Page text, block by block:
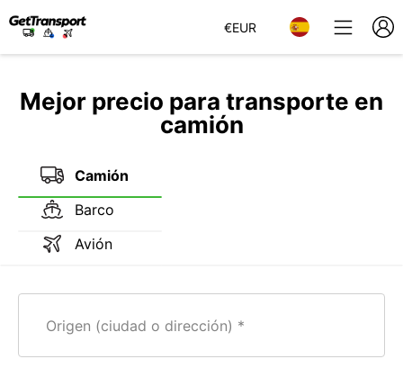
€EUR
Mejor precio para transporte en
camión
Camión
Barco
Avión
Origen (ciudad o dirección)